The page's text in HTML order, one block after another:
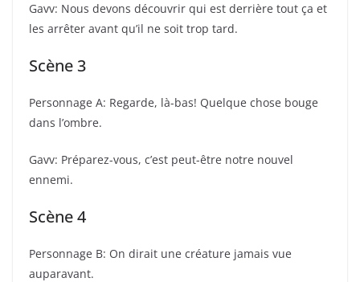
Gavv: Nous devons découvrir qui est derrière tout ça et
les arrêter avant qu’il ne soit trop tard.
Scène 3
Personnage A: Regarde, là-bas! Quelque chose bouge
dans l’ombre.
Gavv: Préparez-vous, c’est peut-être notre nouvel
ennemi.
Scène 4
Personnage B: On dirait une créature jamais vue
auparavant.